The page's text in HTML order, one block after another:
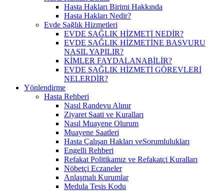
Hasta Hakları Birimi Hakkında
Hasta Hakları Nedir?
Evde Sağlık Hizmetleri
EVDE SAĞLIK HİZMETİ NEDİR?
EVDE SAĞLIK HİZMETİNE BAŞVURU
NASIL YAPILIR?
KİMLER FAYDALANABİLİR?
EVDE SAĞLIK HİZMETİ GÖREVLERİ
NELERDİR?
Yönlendirme
Hasta Rehberi
Nasıl Randevu Alınır
Ziyaret Saati ve Kuralları
Nasıl Muayene Olurum
Muayene Saatleri
Hasta Çalışan Hakları veSorumlulukları
Engelli Rehberi
Refakat Politikamız ve Refakatçi Kuralları
Nöbetçi Eczaneler
Anlaşmalı Kurumlar
Medula Tesis Kodu